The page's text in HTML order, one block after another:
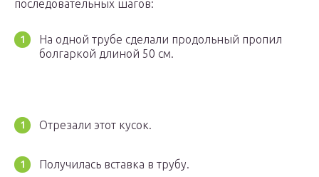
последовательных шагов:
На одной трубе сделали продольный пропил
болгаркой длиной 50 см.
Отрезали этот кусок.
Получилась вставка в трубу.